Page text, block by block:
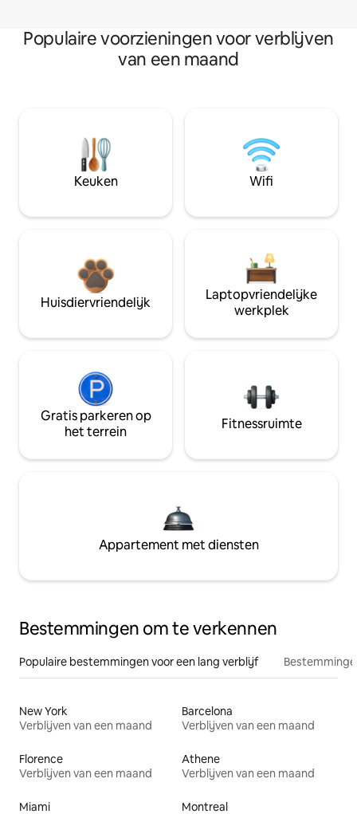
Populaire voorzieningen voor verblijven
van een maand
Keuken Wifi
Huisdiervriendelijk
Laptopvriendelijke
werkplek
Gratis parkeren op
het terrein
Fitnessruimte
Appartement met diensten
Bestemmingen om te verkennen
Populaire bestemmingen voor een lang verblijf
New York
Verblijven van een maand
Barcelona
Verblijven van een maand
Florence
Verblijven van een maand
Athene
Verblijven van een maand
Miami
Montreal